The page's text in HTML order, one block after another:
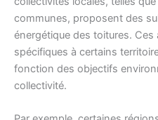
communes, proposent des
énergétique des toitures.
spécifiques à certains
fonction des objectifs
collectivité.